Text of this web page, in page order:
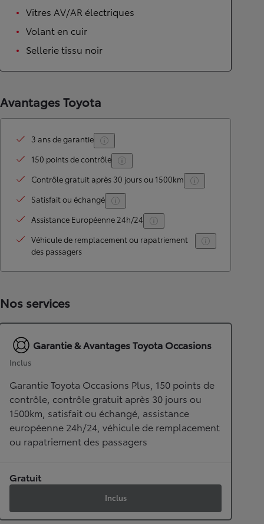
Vitres AV/AR électriques
Volant en cuir
Sellerie tissu noir
Avantages Toyota
3 ans de garantie
150 points de contrôle
Contrôle gratuit après 30 jours ou 1500km
Satisfait ou échangé
Assistance Européenne 24h/24
Véhicule de remplacement ou rapatriement
des passagers
Nos services
Garantie & Avantages Toyota Occasions
Inclus
Garantie Toyota Occasions Plus, 150 points de
contrôle, contrôle gratuit après 30 jours ou
1500km, satisfait ou échangé, assistance
européenne 24h/24, véhicule de remplacement
ou rapatriement des passagers
Gratuit
Inclus